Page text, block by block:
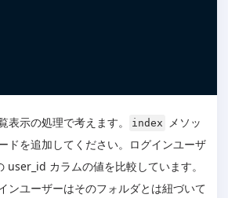
表示の処理で考えます。 index
メソッ
ドを追加してください。ログインユーザ
user_id カラムの値を比較しています。
ンユーザーはそのフォルダとは紐づいて